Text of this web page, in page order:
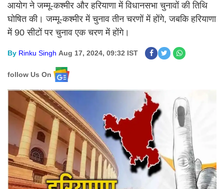
आयोग ने जम्मू-कश्मीर और हरियाणा में विधानसभा चुनावों की तिथि
घोषित की। जम्मू-कश्मीर में चुनाव तीन चरणों में होंगे, जबकि हरियाणा
में 90 सीटों पर चुनाव एक चरण में होंगे।
By Rinku Singh Aug 17, 2024, 09:32 IST
follow Us On